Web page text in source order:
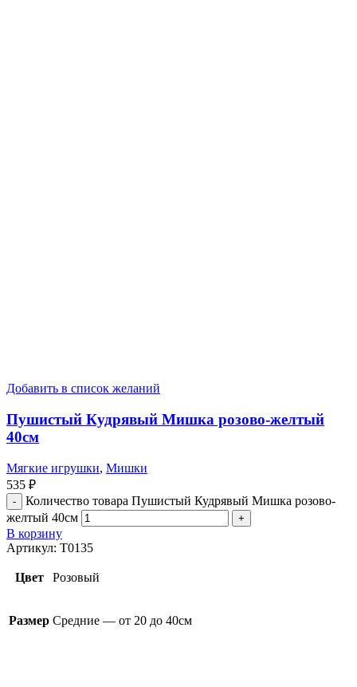
Добавить в список желаний
Пушистый Кудрявый Мишка розово-желтый
40см
Мягкие игрушки, Мишки
535 ₽
Количество товара Пушистый Кудрявый Мишка розово-
желтый 40см
В корзину
Артикул: T0135
Цвет Розовый
Размер Средние — от 20 до 40см